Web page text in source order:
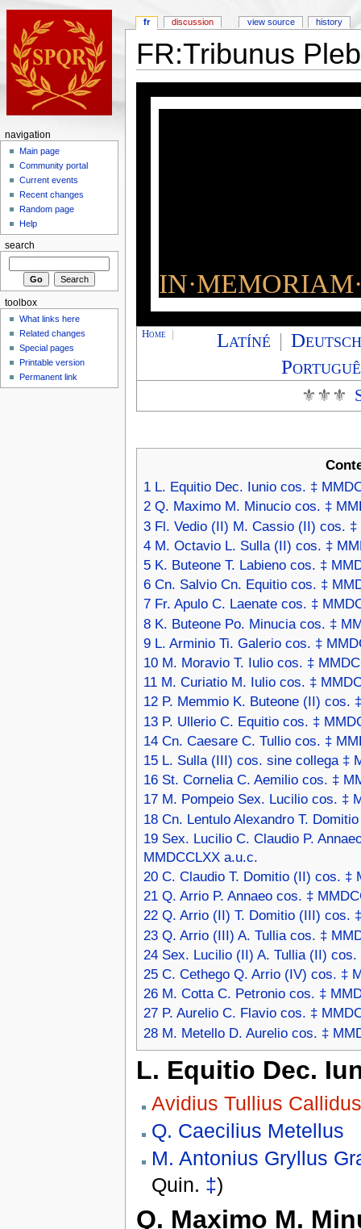
FR:Tribunus
Home | Latíné | Deutsch
⚜⚜⚜
1 L. Equitio Dec. Iunio cos. ‡
2 Q. Maximo M. Minucio cos. ‡
3 Fl. Vedio (II) M. Cassio (II) cos.
4 M. Octavio L. Sulla (II) cos. ‡
5 K. Buteone T. Labieno cos. ‡
6 Cn. Salvio Cn. Equitio cos. ‡
7 Fr. Apulo C. Laenate cos. ‡
8 K. Buteone Po. Minucia cos. ‡
9 L. Arminio Ti. Galerio cos. ‡
10 M. Moravio T. Iulio cos. ‡
11 M. Curiatio M. Iulio cos. ‡
12 P. Memmio K. Buteone (II) cos.
13 P. Ullerio C. Equitio cos. ‡
14 Cn. Caesare C. Tullio cos. ‡
15 L. Sulla (III) cos. sine collega ‡
16 St. Cornelia C. Aemilio cos. ‡
17 M. Pompeio Sex. Lucilio cos. ‡
18 Cn. Lentulo Alexandro T.
19 Sex. Lucilio C. Claudio P.
MMDCCLXX a.u.c.
20 C. Claudio T. Domitio (II) cos. ‡
21 Q. Arrio P. Annaeo cos. ‡
22 Q. Arrio (II) T. Domitio (III) cos.
23 Q. Arrio (III) A. Tullia cos. ‡
24 Sex. Lucilio (II) A. Tullia (II)
25 C. Cethego Q. Arrio (IV) cos. ‡
26 M. Cotta C. Petronio cos. ‡
27 P. Aurelio C. Flavio cos. ‡
28 M. Metello D. Aurelio cos. ‡
L. Equitio Dec.
Avidius Tullius Callidus
Q. Caecilius Metellus
M. Antonius Gryllus
Quin. ‡)
Q. Maximo M.
fr discussion view source history
navigation
Main page
Community portal
Current events
Recent changes
Random page
Help
search
toolbox
What links here
Related changes
Special pages
Printable version
Permanent link